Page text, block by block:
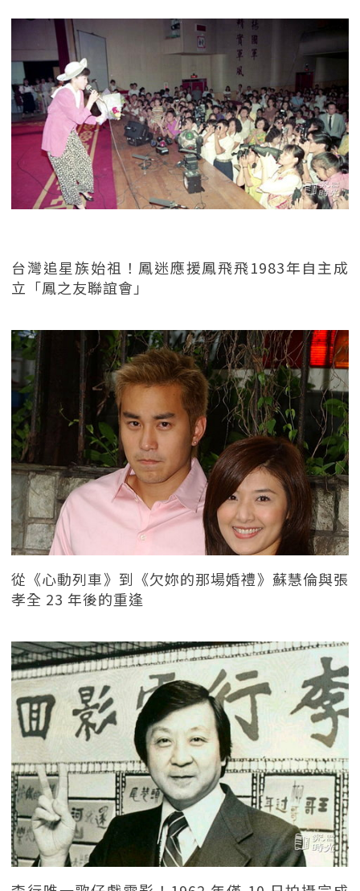
台灣追星族始祖！鳳迷應援鳳飛飛1983年自主成
立「鳳之友聯誼會」
從《心動列車》到《欠妳的那場婚禮》蘇慧倫與張
孝全 23 年後的重逢